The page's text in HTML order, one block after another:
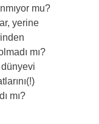
mu?
yerine
mı?
mı?